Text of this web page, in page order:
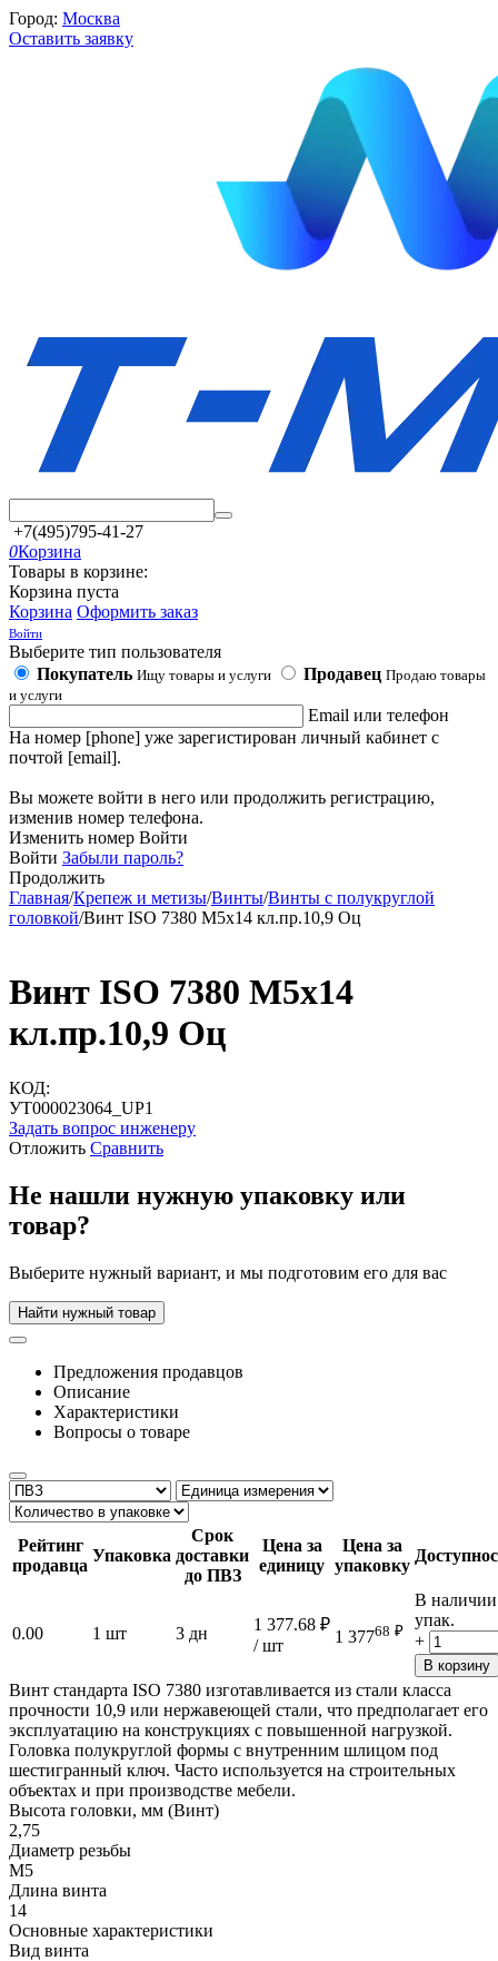
Город: Москва
Оставить заявку
+7(495)795-41-27
0Корзина
Товары в корзине:
Корзина пуста
Корзина Оформить заказ
Войти
Выберите тип пользователя
Покупатель Ищу товары и услуги Продавец Продаю товары
и услуги
Email или телефон
На номер [phone] уже зарегистирован личный кабинет с
почтой [email].
Вы можете войти в него или продолжить регистрацию,
изменив номер телефона.
Изменить номер Войти
Войти Забыли пароль?
Продолжить
Главная/Крепеж и метизы/Винты/Винты с полукруглой
головкой/Винт ISO 7380 М5х14 кл.пр.10,9 Оц
Винт ISO 7380 М5х14
кл.пр.10,9 Оц
КОД:
УТ000023064_UP1
Задать вопрос инженеру
Отложить Сравнить
Не нашли нужную упаковку или
товар?
Выберите нужный вариант, и мы подготовим его для вас
Найти нужный товар
Предложения продавцов
Описание
Характеристики
Вопросы о товаре
Рейтинг
продавца
Упаковка
Срок
доставки
до ПВЗ
Цена за
единицу
Цена за
упаковку
0.00 1 шт 3 дн 1 377.68 ₽
/ шт
1 37768 ₽
В
упак.
+
В корзину
Винт стандарта ISO 7380 изготавливается из стали класса
прочности 10,9 или нержавеющей стали, что предполагает его
эксплуатацию на конструкциях с повышенной нагрузкой.
Головка полукруглой формы с внутренним шлицом под
шестигранный ключ. Часто используется на строительных
объектах и при производстве мебели.
Высота головки, мм (Винт)
2,75
Диаметр резьбы
М5
Длина винта
14
Основные характеристики
Вид винта